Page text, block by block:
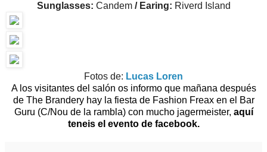
Sunglasses: Candem / Earing: Riverd Island
Fotos de: Lucas Loren
A los visitantes del salón os informo que mañana después
de The Brandery hay la fiesta de Fashion Freax en el Bar
Guru (C/Nou de la rambla) con mucho jagermeister, aquí
teneis el evento de facebook.